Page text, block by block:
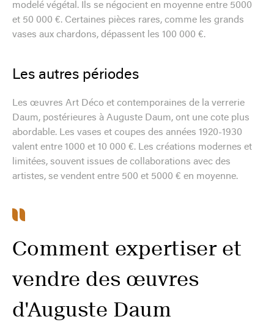
modelé végétal. Ils se négocient en moyenne entre 5000
et 50 000 €. Certaines pièces rares, comme les grands
vases aux chardons, dépassent les 100 000 €.
Les autres périodes
Les œuvres Art Déco et contemporaines de la verrerie
Daum, postérieures à Auguste Daum, ont une cote plus
abordable. Les vases et coupes des années 1920-1930
valent entre 1000 et 10 000 €. Les créations modernes et
limitées, souvent issues de collaborations avec des
artistes, se vendent entre 500 et 5000 € en moyenne.
Comment expertiser et
vendre des œuvres
d'Auguste Daum